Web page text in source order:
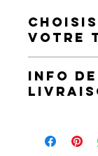
VOTRE
standards
S - 36
XL - 42/44
INFO DE